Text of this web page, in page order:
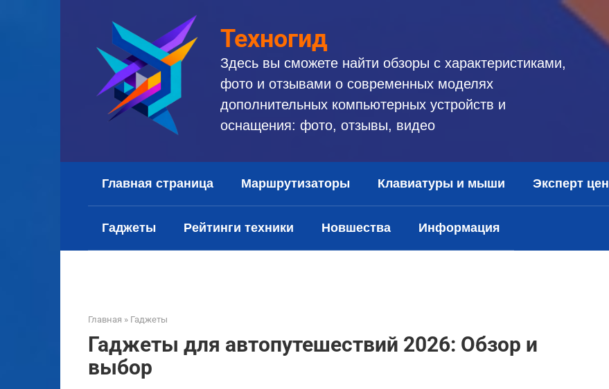
Техногид
Здесь вы сможете найти обзоры с характеристиками,
фото и отзывами о современных моделях
дополнительных компьютерных устройств и
оснащения: фото, отзывы, видео
Главная страница Маршрутизаторы Клавиатуры и мыши Эксперт цен
Гаджеты Рейтинги техники Новшества Информация
Главная » Гаджеты
Гаджеты для автопутешествий 2026: Обзор и
выбор